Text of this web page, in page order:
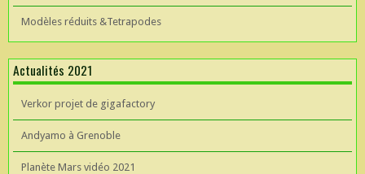
Modèles réduits &Tetrapodes
Actualités 2021
Verkor projet de gigafactory
Andyamo à Grenoble
Planète Mars vidéo 2021